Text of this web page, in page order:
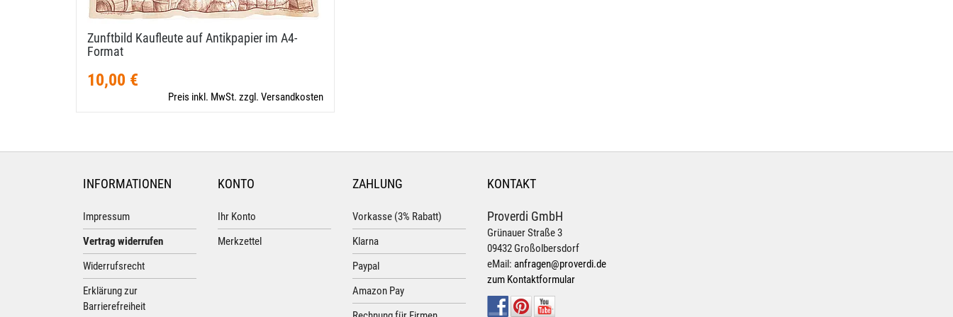
Zunftbild Kaufleute auf Antikpapier im A4-​
Format
10,00 €
Preis inkl. MwSt. zzgl. Versandkosten
INFORMATIONEN
Impressum
Vertrag widerrufen
Widerrufsrecht
Erklärung zur
Barrierefreiheit
KONTO
Ihr Konto
Merkzettel
ZAHLUNG
Vorkasse (3% Rabatt)
Klarna
Paypal
Amazon Pay
KONTAKT
Proverdi GmbH
Grünauer Straße 3
09432 Großolbersdorf
eMail: anfragen@proverdi.de
zum Kontaktformular